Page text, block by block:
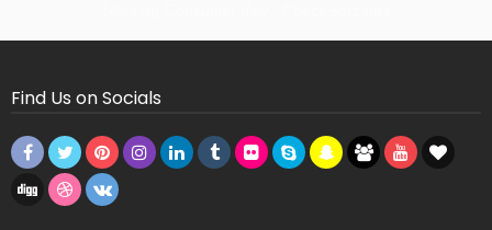
Find Us on Socials